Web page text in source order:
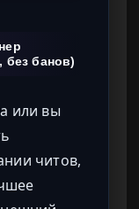
без банов)
или вы
читов,